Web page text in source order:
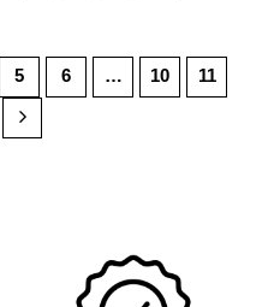
5 6 … 10
11